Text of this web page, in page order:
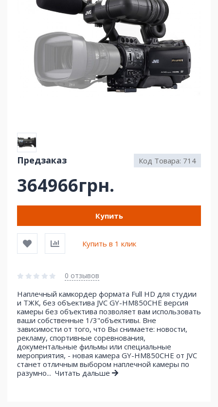
Предзаказ Код Товара: 714
364966грн.
Купить
Купить в 1 клик
0 отзывов
Наплечный камкордер формата Full HD для студии
и ТЖК, без объектива JVC GY-HM850CHE версия
камеры без объектива позволяет вам использовать
ваши собственные 1/3"объективы. Вне
зависимости от того, что Вы снимаете: новости,
рекламу, спортивные соревнования,
документальные фильмы или специальные
мероприятия, - новая камера GY-HM850CHE от JVC
станет отличным выбором наплечной камеры по
разумно... Читать дальше